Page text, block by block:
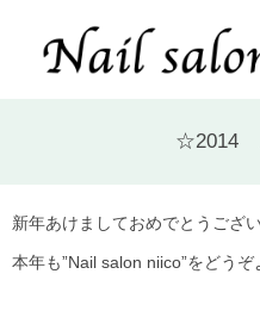
☆2014
新年あけましておめでとうござ
本年も”Nail salon niico”をどうぞ